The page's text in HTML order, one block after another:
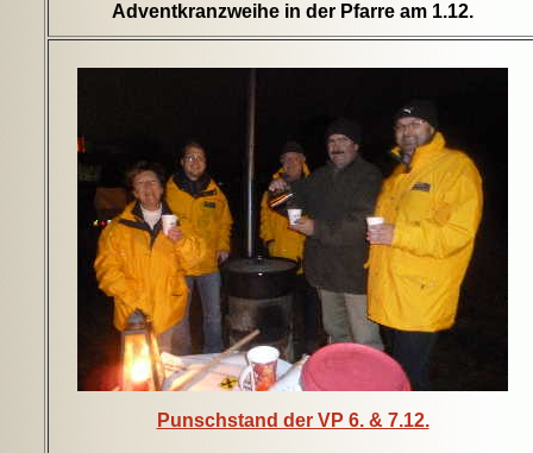
Adventkranzweihe in der Pfarre am 1.12.
Punschstand der VP 6. & 7.12.